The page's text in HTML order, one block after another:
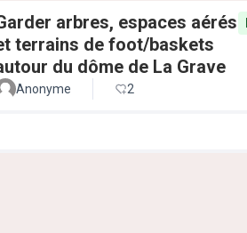
arbres, espaces aérés
terrains de foot/baskets
du dôme de La Grave
Anonyme 2